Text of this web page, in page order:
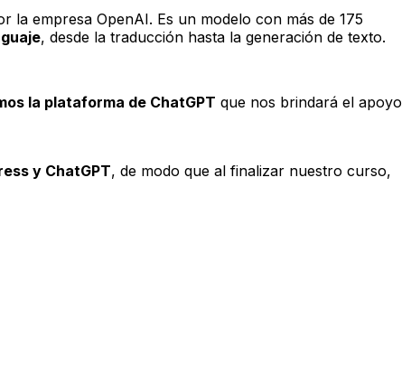
la empresa OpenAI. Es un modelo con más de 175
, desde la traducción hasta la generación de texto.
la plataforma de ChatGPT que nos brindará el apoyo
y ChatGPT, de modo que al finalizar nuestro curso,